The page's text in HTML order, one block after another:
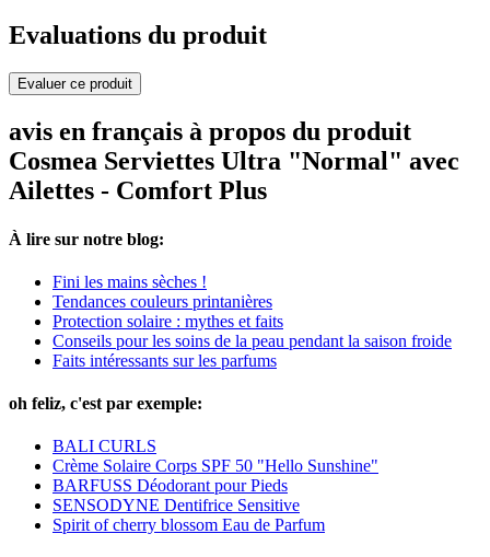
Evaluations du produit
Evaluer ce produit
avis en français à propos du produit
Cosmea Serviettes Ultra "Normal" avec
Ailettes - Comfort Plus
À lire sur notre blog:
Fini les mains sèches !
Tendances couleurs printanières
Protection solaire : mythes et faits
Conseils pour les soins de la peau pendant la saison froide
Faits intéressants sur les parfums
oh feliz, c'est par exemple:
BALI CURLS
Crème Solaire Corps SPF 50 "Hello Sunshine"
BARFUSS Déodorant pour Pieds
SENSODYNE Dentifrice Sensitive
Spirit of cherry blossom Eau de Parfum